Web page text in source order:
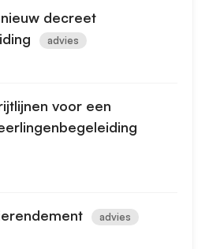
decreet
advies
voor een
advies